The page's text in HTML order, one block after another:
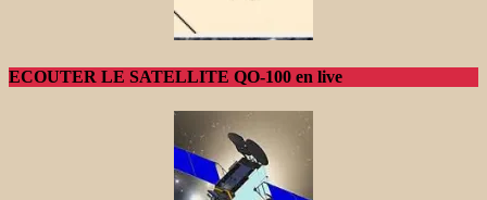
ECOUTER LE SATELLITE QO-100 en live